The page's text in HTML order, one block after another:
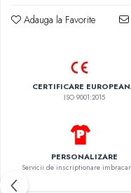
Adauga la Favorite
CERTIFICARE
ISO 9001:2015
PERSONALIZARE
Servicii de inscriptionare